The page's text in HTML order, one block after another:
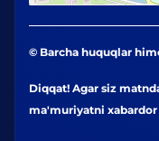
© Barcha huquqlar
Diqqat! Agar siz
ma'muriyatni